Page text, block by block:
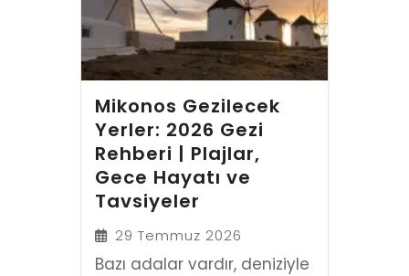
Mikonos Gezilecek
Yerler: 2026 Gezi
Rehberi | Plajlar,
Gece Hayatı ve
Tavsiyeler
29 Temmuz 2026
Bazı adalar vardır, deniziyle